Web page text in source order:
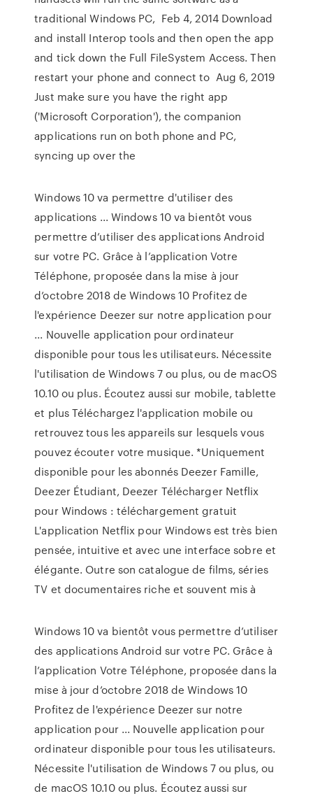
traditional Windows PC, Feb 4, 2014 Download
and install Interop tools and then open the app
and tick down the Full FileSystem Access. Then
restart your phone and connect to Aug 6, 2019
Just make sure you have the right app
('Microsoft Corporation'), the companion
applications run on both phone and PC,
syncing up over the
Windows 10 va permettre d'utiliser des
applications ... Windows 10 va bientôt vous
permettre d’utiliser des applications Android
sur votre PC. Grâce à l’application Votre
Téléphone, proposée dans la mise à jour
d’octobre 2018 de Windows 10 Profitez de
l'expérience Deezer sur notre application pour
... Nouvelle application pour ordinateur
disponible pour tous les utilisateurs. Nécessite
l'utilisation de Windows 7 ou plus, ou de macOS
10.10 ou plus. Écoutez aussi sur mobile, tablette
et plus Téléchargez l'application mobile ou
retrouvez tous les appareils sur lesquels vous
pouvez écouter votre musique. *Uniquement
disponible pour les abonnés Deezer Famille,
Deezer Étudiant, Deezer Télécharger Netflix
pour Windows : téléchargement gratuit
L'application Netflix pour Windows est très bien
pensée, intuitive et avec une interface sobre et
élégante. Outre son catalogue de films, séries
TV et documentaires riche et souvent mis à
Windows 10 va bientôt vous permettre d’utiliser
des applications Android sur votre PC. Grâce à
l’application Votre Téléphone, proposée dans la
mise à jour d’octobre 2018 de Windows 10
Profitez de l'expérience Deezer sur notre
application pour ... Nouvelle application pour
ordinateur disponible pour tous les utilisateurs.
Nécessite l'utilisation de Windows 7 ou plus, ou
de macOS 10.10 ou plus. Écoutez aussi sur